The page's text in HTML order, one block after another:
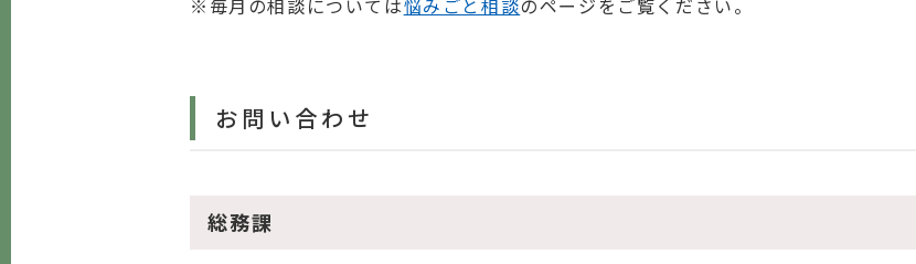
※毎月の相談については悩みごと相談のページをご覧ください。
お問い合わせ
総務課